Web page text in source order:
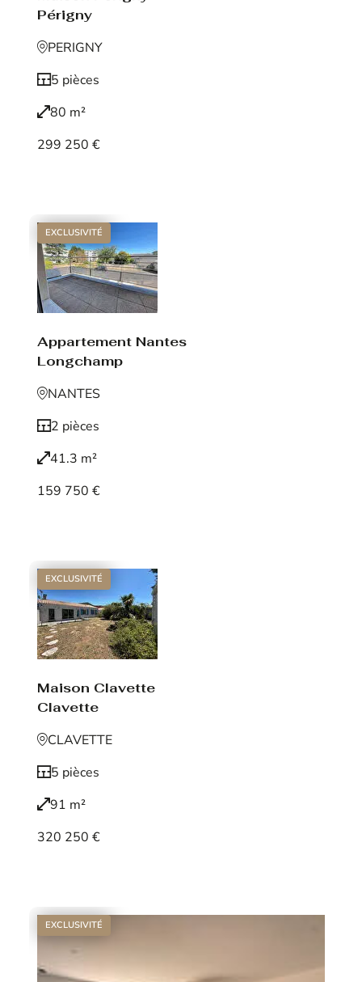
Périgny
PERIGNY
5 pièces
80 m²
299 250 €
EXCLUSIVITÉ
Appartement Nantes
Longchamp
NANTES
2 pièces
41.3 m²
159 750 €
EXCLUSIVITÉ
Maison Clavette
Clavette
CLAVETTE
5 pièces
91 m²
320 250 €
EXCLUSIVITÉ